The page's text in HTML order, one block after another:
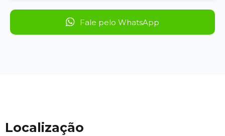
Fale pelo WhatsApp
Localização